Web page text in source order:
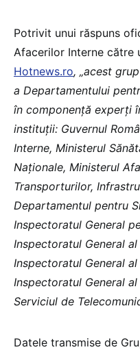
Potrivit unui răspuns
Afacerilor Interne către
Hotnews.ro, „acest
a Departamentului
în componenţă experţi
instituţii: Guvernul
Interne, Ministerul
Naţionale, Ministerul
Transporturilor,
Departamentul pentru
Inspectoratul General
Inspectoratul General
Inspectoratul General
Inspectoratul General
Serviciul de
Datele transmise de